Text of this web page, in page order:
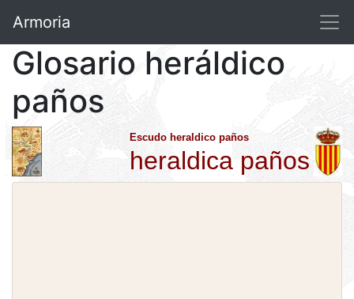
Armoria
Glosario heráldico
paños
Escudo heraldico paños
heraldica paños